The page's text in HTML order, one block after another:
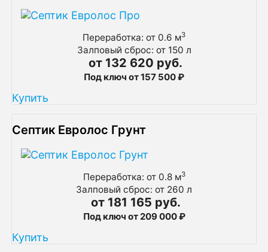
Переработка: от 0.6 м3
Залповый сброс: от 150 л
от 132 620 руб.
Под ключ от 157 500 ₽
Купить
Септик Евролос Грунт
Переработка: от 0.8 м3
Залповый сброс: от 260 л
от 181 165 руб.
Под ключ от 209 000 ₽
Купить